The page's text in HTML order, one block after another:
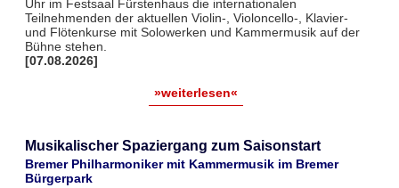
Uhr im Festsaal Fürstenhaus die internationalen
Teilnehmenden der aktuellen Violin-, Violoncello-, Klavier-
und Flötenkurse mit Solowerken und Kammermusik auf der
Bühne stehen.
[07.08.2026]
»weiterlesen«
Musikalischer Spaziergang zum Saisonstart
Bremer Philharmoniker mit Kammermusik im Bremer
Bürgerpark